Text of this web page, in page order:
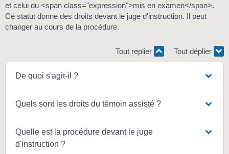
et celui du <span class="expression">mis en examen</span>.
Ce statut donne des droits devant le juge d'instruction. Il peut
changer au cours de la procédure.
Tout replier Tout déplier
De quoi s'agit-il ?
Quels sont les droits du témoin assisté ?
Quelle est la procédure devant le juge
d'instruction ?